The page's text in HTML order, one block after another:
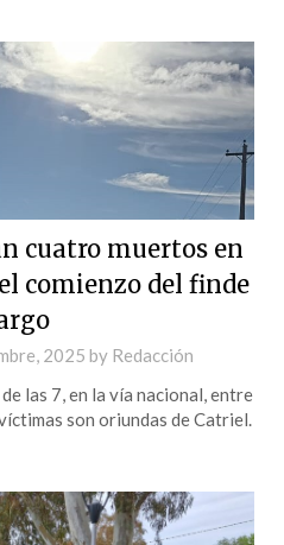
cuatro muertos en
comienzo del finde
2025 by Redacción
las 7, en la vía nacional, entre
son oriundas de Catriel.